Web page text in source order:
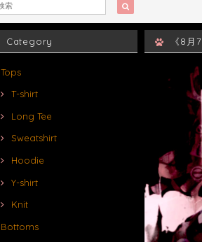
Category
Tops
T-shirt
Long Tee
Sweatshirt
Hoodie
Y-shirt
Knit
Bottoms
《8月